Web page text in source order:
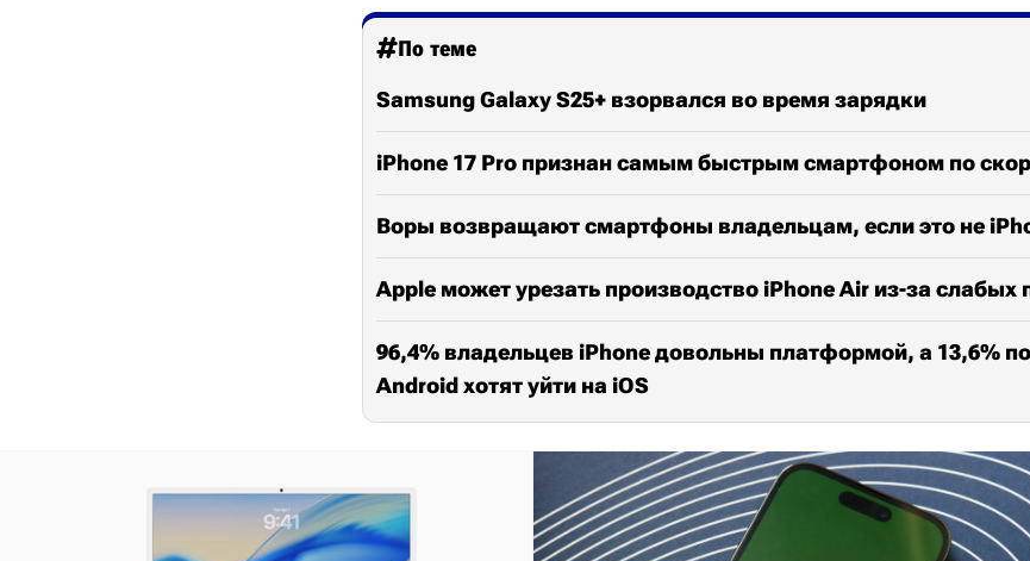
По теме
Samsung Galaxy S25+ взорвался во время зарядки
iPhone 17 Pro признан самым быстрым смартфоном по
Воры возвращают смартфоны владельцам, если это не
Apple может урезать производство iPhone Air из-за слабых
96,4% владельцев iPhone довольны платформой, а 13,6%
Android хотят уйти на iOS